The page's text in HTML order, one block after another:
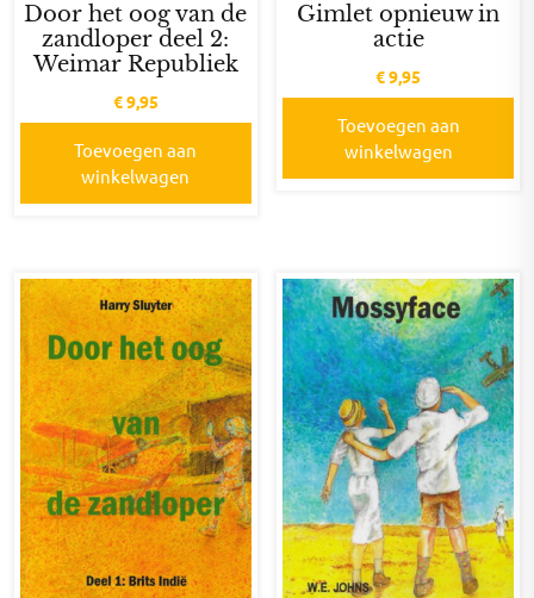
Door het oog van de
zandloper deel 2:
Weimar Republiek
€9,95
Toevoegen aan
winkelwagen
Gimlet opnieuw in
actie
€9,95
Toevoegen aan
winkelwagen